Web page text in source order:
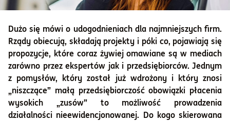
Dużo się mówi o udogodnieniach dla najmniejszych firm.
Rządy obiecują, składają projekty i póki co, pojawiają się
propozycje, które coraz żywiej omawiane są w mediach
zarówno przez ekspertów jak i przedsiębiorców. Jednym
z pomysłów, który został już wdrożony i który znosi
„niszczące” małą przedsiębiorczość obowiązki płacenia
wysokich „zusów” to możliwość prowadzenia
działalności nieewidencjonowanej. Do kogo skierowana